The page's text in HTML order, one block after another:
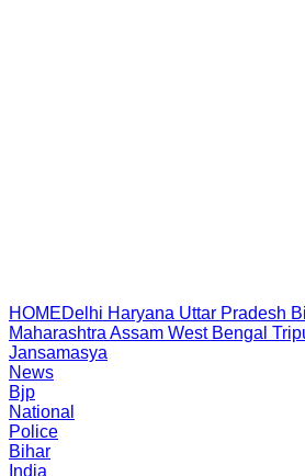
HOMEDelhi Haryana Uttar Pradesh
Maharashtra Assam West Bengal
Jansamasya
News
Bjp
National
Police
Bihar
India